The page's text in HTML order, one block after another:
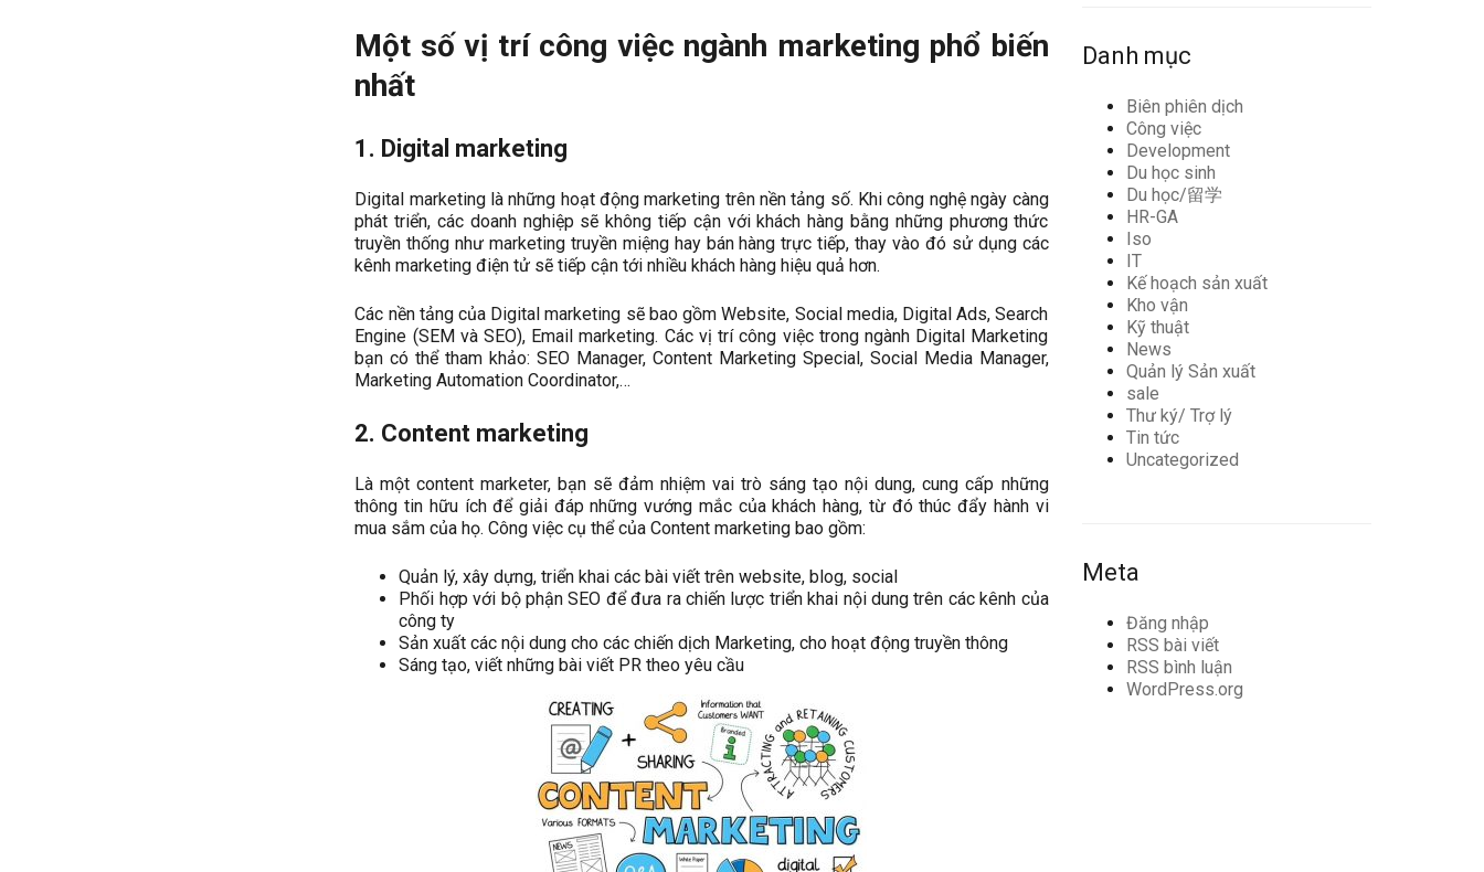
Một số vị trí công việc ngành marketing phổ biến
nhất
1. Digital marketing
Digital marketing là những hoạt động marketing trên nền tảng số. Khi công nghệ ngày càng
phát triển, các doanh nghiệp sẽ không tiếp cận với khách hàng bằng những phương thức
truyền thống như marketing truyền miệng hay bán hàng trực tiếp, thay vào đó sử dụng các
kênh marketing điện tử sẽ tiếp cận tới nhiều khách hàng hiệu quả hơn.
Các nền tảng của Digital marketing sẽ bao gồm Website, Social media, Digital Ads, Search
Engine (SEM và SEO), Email marketing. Các vị trí công việc trong ngành Digital Marketing
bạn có thể tham khảo: SEO Manager, Content Marketing Special, Social Media Manager,
Marketing Automation Coordinator,…
2. Content marketing
Là một content marketer, bạn sẽ đảm nhiệm vai trò sáng tạo nội dung, cung cấp những
thông tin hữu ích để giải đáp những vướng mắc của khách hàng, từ đó thúc đẩy hành vi
mua sắm của họ. Công việc cụ thể của Content marketing bao gồm:
Quản lý, xây dựng, triển khai các bài viết trên website, blog, social
Phối hợp với bộ phận SEO để đưa ra chiến lược triển khai nội dung trên các kênh của
công ty
Sản xuất các nội dung cho các chiến dịch Marketing, cho hoạt động truyền thông
Sáng tạo, viết những bài viết PR theo yêu cầu
Danh mục
Biên phiên dịch
Công việc
Development
Du học sinh
Du học/留学
HR-GA
Iso
IT
Kế hoạch sản xuất
Kho vận
Kỹ thuật
News
Quản lý Sản xuất
sale
Thư ký/ Trợ lý
Tin tức
Uncategorized
Meta
Đăng nhập
RSS bài viết
RSS bình luận
WordPress.org